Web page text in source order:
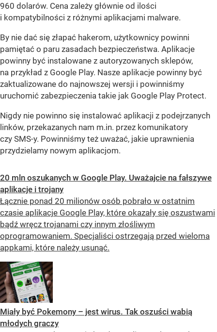
960 dolarów. Cena zależy głównie od ilości
i kompatybilności z różnymi aplikacjami malware.
By nie dać się złapać hakerom, użytkownicy powinni
pamiętać o paru zasadach bezpieczeństwa. Aplikacje
powinny być instalowane z autoryzowanych sklepów,
na przykład z Google Play. Nasze aplikacje powinny być
zaktualizowane do najnowszej wersji i powinniśmy
uruchomić zabezpieczenia takie jak Google Play Protect.
Nigdy nie powinno się instalować aplikacji z podejrzanych
linków, przekazanych nam m.in. przez komunikatory
czy SMS-y. Powinniśmy też uważać, jakie uprawnienia
przydzielamy nowym aplikacjom.
20 mln oszukanych w Google Play. Uważajcie na fałszywe
aplikacje i trojany
Łącznie ponad 20 milionów osób pobrało w ostatnim
czasie aplikacje Google Play, które okazały się oszustwami
bądź wręcz trojanami czy innym złośliwym
oprogramowaniem. Specjaliści ostrzegają przed wieloma
appkami, które należy usunąć.
Miały być Pokemony – jest wirus. Tak oszuści wabią
młodych graczy